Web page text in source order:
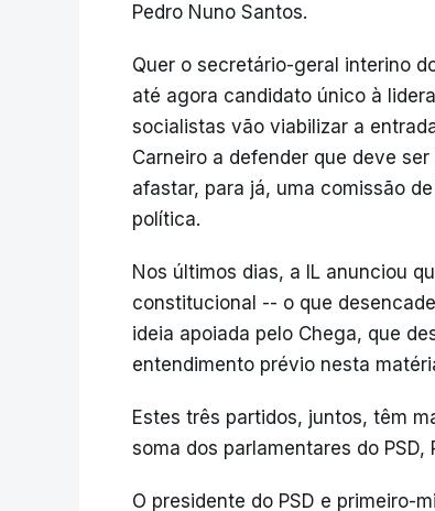
Pedro Nuno Santos.
Quer o secretário-geral interino
até agora candidato único à
socialistas vão viabilizar a
Carneiro a defender que deve
afastar, para já, uma comissão
política.
Nos últimos dias, a IL anunciou
constitucional -- o que
ideia apoiada pelo Chega, que
entendimento prévio nesta
Estes três partidos, juntos, têm
soma dos parlamentares do PSD,
O presidente do PSD e primeiro-